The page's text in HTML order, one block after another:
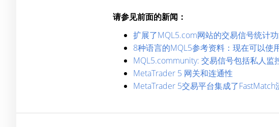
请参见前面的新闻：
扩展了MQL5.com网站的交易信号统计
8种语言的MQL5参考资料：现在可以使
MQL5.community: 交易信号包括私人监
MetaTrader 5 网关和连通性
MetaTrader 5交易平台集成了